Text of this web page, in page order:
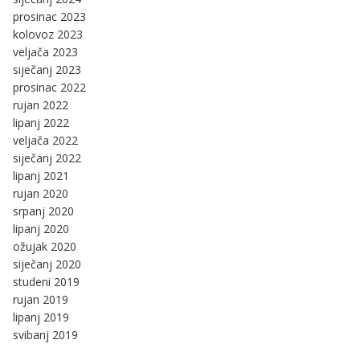
prosinac 2023
kolovoz 2023
veljača 2023
siječanj 2023
prosinac 2022
rujan 2022
lipanj 2022
veljača 2022
siječanj 2022
lipanj 2021
rujan 2020
srpanj 2020
lipanj 2020
ožujak 2020
siječanj 2020
studeni 2019
rujan 2019
lipanj 2019
svibanj 2019